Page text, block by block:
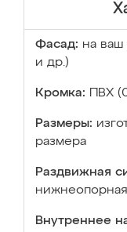
Фасад: на
и др.)
Кромка: ПВХ
Размеры:
размера
Раздвижная
нижнеопорная
Внутреннее